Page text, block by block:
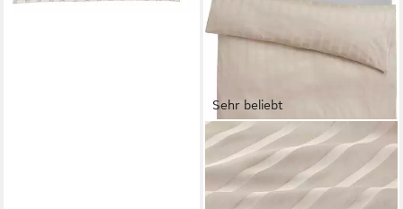
Sehr beliebt
LEGER HOME BY LENA GERCKE
Bettwäsche Leonore, Mako-
Satin, 2 teilig, Mako-Satin
Streifen aus 100% Baumwolle,